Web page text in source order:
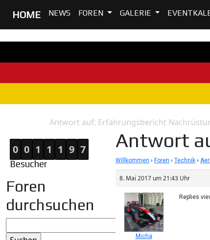
HOME NEWS FOREN GALERIE
Antwort auf: Erfahrungsbericht
0 0 1 1 1 9 7
Besucher
Foren
durchsuchen
Antwort
Willkommen › Foren › Technik ›
8. Mai 2017 um 21:43 Uhr
Micha
Replies